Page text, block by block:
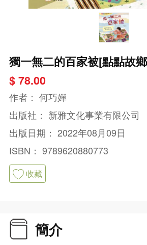
獨一無二的百家被[點點故
$ 78.00
作者： 何巧嬋
出版社： 新雅文化事業有限公司
出版日期： 2022年08月09日
ISBN： 9789620880773
收藏
簡介